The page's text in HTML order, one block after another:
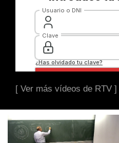
[ Ver más vídeos de RTV ]